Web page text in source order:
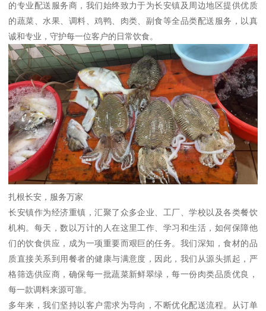
的专业配送服务商，我们始终致力于为长安镇及周边地区提供优质
的蔬菜、水果、调料、鸡鸭、肉类、副食等全品类配送服务，以真
诚和专业，守护每一位客户的日常饮食。
扎根长安，服务万家
长安镇作为经济重镇，汇聚了众多企业、工厂、学校以及各类餐饮
机构。每天，数以万计的人在这里工作、学习和生活，如何保障他
们的饮食供应，成为一项重要而艰巨的任务。我们深知，食材的品
质直接关系到用餐者的健康与满意度，因此，我们从源头抓起，严
格筛选供应商，确保每一批蔬菜新鲜翠绿，每一份肉类品质优良，
每一款调料来源可靠。
多年来，我们坚持以客户需求为导向，不断优化配送流程。从订单